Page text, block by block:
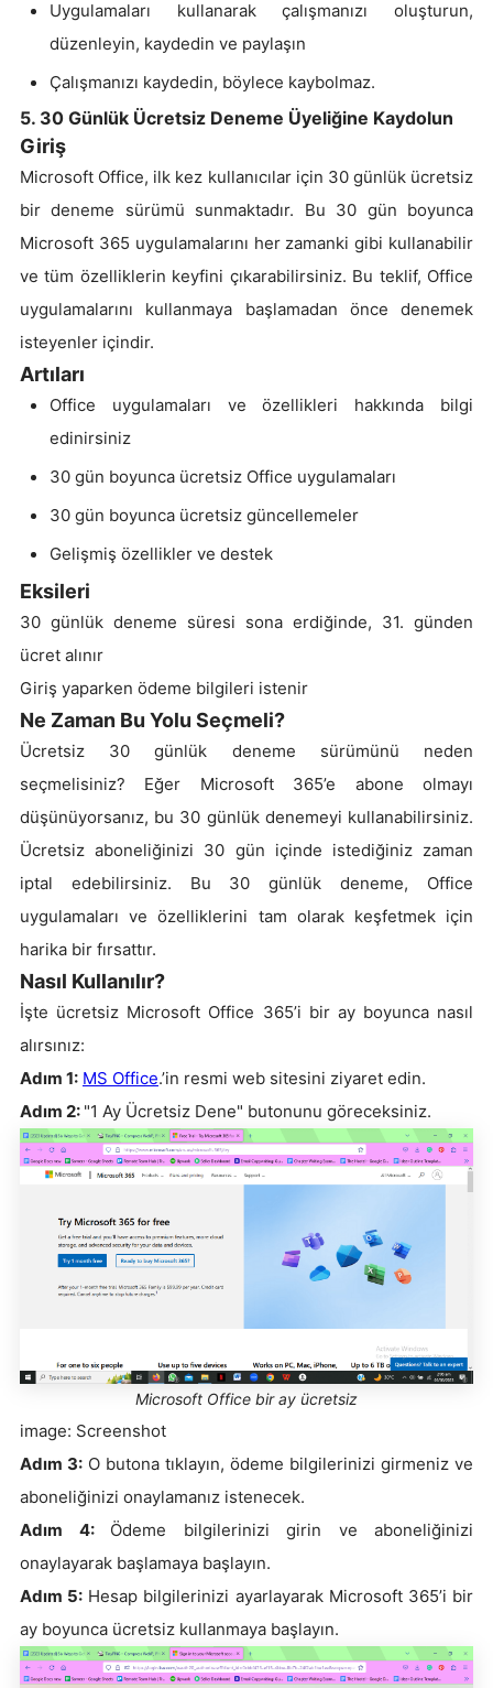
Uygulamaları kullanarak çalışmanızı oluşturun,
düzenleyin, kaydedin ve paylaşın
Çalışmanızı kaydedin, böylece kaybolmaz.
5. 30 Günlük Ücretsiz Deneme Üyeliğine Kaydolun
Giriş
Microsoft Office, ilk kez kullanıcılar için 30 günlük ücretsiz
bir deneme sürümü sunmaktadır. Bu 30 gün boyunca
Microsoft 365 uygulamalarını her zamanki gibi kullanabilir
ve tüm özelliklerin keyfini çıkarabilirsiniz. Bu teklif, Office
uygulamalarını kullanmaya başlamadan önce denemek
isteyenler içindir.
Artıları
Office uygulamaları ve özellikleri hakkında bilgi
edinirsiniz
30 gün boyunca ücretsiz Office uygulamaları
30 gün boyunca ücretsiz güncellemeler
Gelişmiş özellikler ve destek
Eksileri
30 günlük deneme süresi sona erdiğinde, 31. günden
ücret alınır
Giriş yaparken ödeme bilgileri istenir
Ne Zaman Bu Yolu Seçmeli?
Ücretsiz 30 günlük deneme sürümünü neden
seçmelisiniz? Eğer Microsoft 365’e abone olmayı
düşünüyorsanız, bu 30 günlük denemeyi kullanabilirsiniz.
Ücretsiz aboneliğinizi 30 gün içinde istediğiniz zaman
iptal edebilirsiniz. Bu 30 günlük deneme, Office
uygulamaları ve özelliklerini tam olarak keşfetmek için
harika bir fırsattır.
Nasıl Kullanılır?
İşte ücretsiz Microsoft Office 365’i bir ay boyunca nasıl
alırsınız:
Adım 1: MS Office.’in resmi web sitesini ziyaret edin.
Adım 2: "1 Ay Ücretsiz Dene" butonunu göreceksiniz.
Microsoft Office bir ay ücretsiz
image: Screenshot
Adım 3: O butona tıklayın, ödeme bilgilerinizi girmeniz ve
aboneliğinizi onaylamanız istenecek.
Adım 4: Ödeme bilgilerinizi girin ve aboneliğinizi
onaylayarak başlamaya başlayın.
Adım 5: Hesap bilgilerinizi ayarlayarak Microsoft 365’i bir
ay boyunca ücretsiz kullanmaya başlayın.